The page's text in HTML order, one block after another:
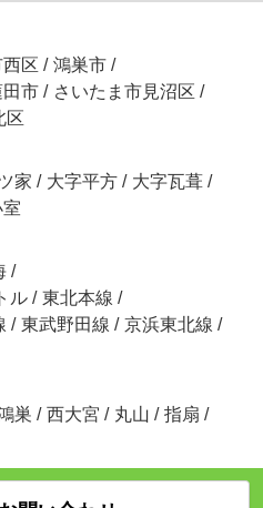
区 / 鴻巣市 /
田市 / さいたま市見沼区 /
区
家 / 大字平方 / 大字瓦葺 /
/
ル / 東北本線 /
/ 東武野田線 / 京浜東北線 /
巣 / 西大宮 / 丸山 / 指扇 /